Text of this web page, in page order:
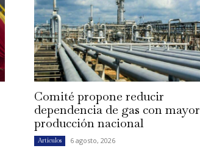
Comité propone reducir
dependencia de gas con mayor
producción nacional
Artículos 6 agosto, 2026